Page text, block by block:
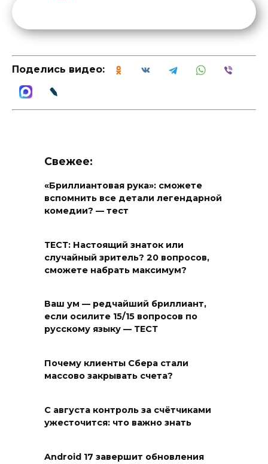
Поделись видео:
Свежее:
«Бриллиантовая рука»: сможете
вспомнить все детали легендарной
комедии? — тест
ТЕСТ: Настоящий знаток или
случайный зритель? 20 вопросов,
сможете набрать максимум?
Ваш ум — редчайший бриллиант,
если осилите 15/15 вопросов по
русскому языку — ТЕСТ
Почему клиенты Сбера стали
массово закрывать счета?
С августа контроль за счётчиками
ужесточится: что важно знать
Android 17 завершит обновления